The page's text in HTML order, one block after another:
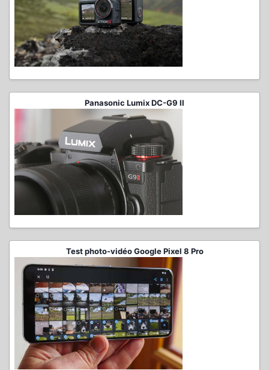
Panasonic Lumix DC-G9 II
Test photo-vidéo Google Pixel 8 Pro